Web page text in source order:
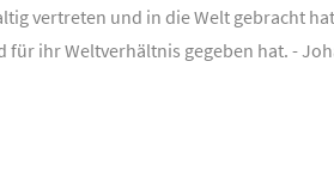
vertreten und in die Welt gebracht
ihr Weltverhältnis gegeben hat. -